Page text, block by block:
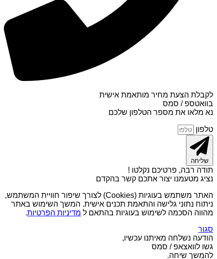
לקבלת הצעת מחיר מותאמת אישית
בוואטספ / סמס
נא מלאו את מספר הטלפון שלכם
טלפון
שליחה
תודה רבה, פרטיכם נקלטו !
נציג מטעמנו יצור אתכם קשר בהקדם
האתר משתמש בעוגיות (Cookies) לצורך שיפור חוויית המשתמש,
ניתוח נתוני גלישה והתאמת תכנים אישית. המשך השימוש באתר
מהווה הסכמה לשימוש בעוגיות בהתאם ל מדיניות הפרטיות.
סגור
הודעה נשלחה מאיתנו עכשיו,
גשו לוואצאפ / סמס
להמשך שיחה.